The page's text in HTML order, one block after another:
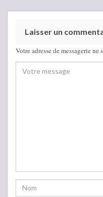
Laisser un
Votre adresse de messagerie ne